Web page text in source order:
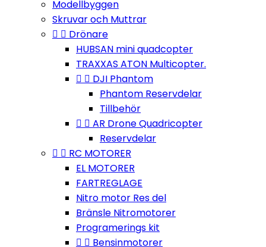
Modellbyggen
Skruvar och Muttrar
  Drönare
HUBSAN mini quadcopter
TRAXXAS ATON Multicopter.
  DJI Phantom
Phantom Reservdelar
Tillbehör
  AR Drone Quadricopter
Reservdelar
  RC MOTORER
EL MOTORER
FARTREGLAGE
Nitro motor Res del
Bränsle Nitromotorer
Programerings kit
  Bensinmotorer